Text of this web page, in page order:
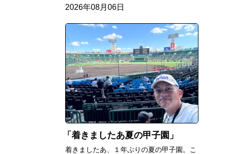
2026年08月06日
着きましたあ夏の甲子園
着きましたあ、１年ぶりの夏の甲子園。こ